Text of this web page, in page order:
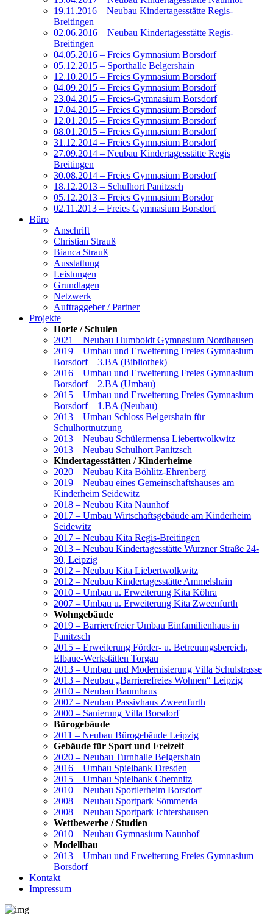
19.11.2016 – Neubau Kindertagesstätte Regis-
Breitingen
02.06.2016 – Neubau Kindertagesstätte Regis-
Breitingen
04.05.2016 – Freies Gymnasium Borsdorf
05.12.2015 – Sporthalle Belgershain
12.10.2015 – Freies Gymnasium Borsdorf
04.09.2015 – Freies Gymnasium Borsdorf
23.04.2015 – Freies-Gymnasium Borsdorf
17.04.2015 – Freies Gymnasium Borsdorf
12.01.2015 – Freies Gymnasium Borsdorf
08.01.2015 – Freies Gymnasium Borsdorf
31.12.2014 – Freies Gymnasium Borsdorf
27.09.2014 – Neubau Kindertagesstätte Regis
Breitingen
30.08.2014 – Freies Gymnasium Borsdorf
18.12.2013 – Schulhort Panitzsch
05.12.2013 – Freies Gymnasium Borsdor
02.11.2013 – Freies Gymnasium Borsdorf
Büro
Anschrift
Christian Strauß
Bianca Strauß
Ausstattung
Leistungen
Grundlagen
Netzwerk
Auftraggeber / Partner
Projekte
Horte / Schulen
2021 – Neubau Humboldt Gymnasium Nordhausen
2019 – Umbau und Erweiterung Freies Gymnasium
Borsdorf – 3.BA (Bibliothek)
2016 – Umbau und Erweiterung Freies Gymnasium
Borsdorf – 2.BA (Umbau)
2015 – Umbau und Erweiterung Freies Gymnasium
Borsdorf – 1.BA (Neubau)
2013 – Umbau Schloss Belgershain für
Schulhortnutzung
2013 – Neubau Schülermensa Liebertwolkwitz
2013 – Neubau Schulhort Panitzsch
Kindertagesstätten / Kinderheime
2020 – Neubau Kita Böhlitz-Ehrenberg
2019 – Neubau eines Gemeinschaftshauses am
Kinderheim Seidewitz
2018 – Neubau Kita Naunhof
2017 – Umbau Wirtschaftsgebäude am Kinderheim
Seidewitz
2017 – Neubau Kita Regis-Breitingen
2013 – Neubau Kindertagesstätte Wurzner Straße 24-
30, Leipzig
2012 – Neubau Kita Liebertwolkwitz
2012 – Neubau Kindertagesstätte Ammelshain
2010 – Umbau u. Erweiterung Kita Köhra
2007 – Umbau u. Erweiterung Kita Zweenfurth
Wohngebäude
2019 – Barrierefreier Umbau Einfamilienhaus in
Panitzsch
2015 – Erweiterung Förder- u. Betreuungsbereich,
Elbaue-Werkstätten Torgau
2013 – Umbau und Modernisierung Villa Schulstrasse
2013 – Neubau „Barrierefreies Wohnen“ Leipzig
2010 – Neubau Baumhaus
2007 – Neubau Passivhaus Zweenfurth
2000 – Sanierung Villa Borsdorf
Bürogebäude
2011 – Neubau Bürogebäude Leipzig
Gebäude für Sport und Freizeit
2020 – Neubau Turnhalle Belgershain
2016 – Umbau Spielbank Dresden
2015 – Umbau Spielbank Chemnitz
2010 – Neubau Sportlerheim Borsdorf
2008 – Neubau Sportpark Sömmerda
2008 – Neubau Sportpark Ichtershausen
Wettbewerbe / Studien
2010 – Neubau Gymnasium Naunhof
Modellbau
2013 – Umbau und Erweiterung Freies Gymnasium
Borsdorf
Kontakt
Impressum